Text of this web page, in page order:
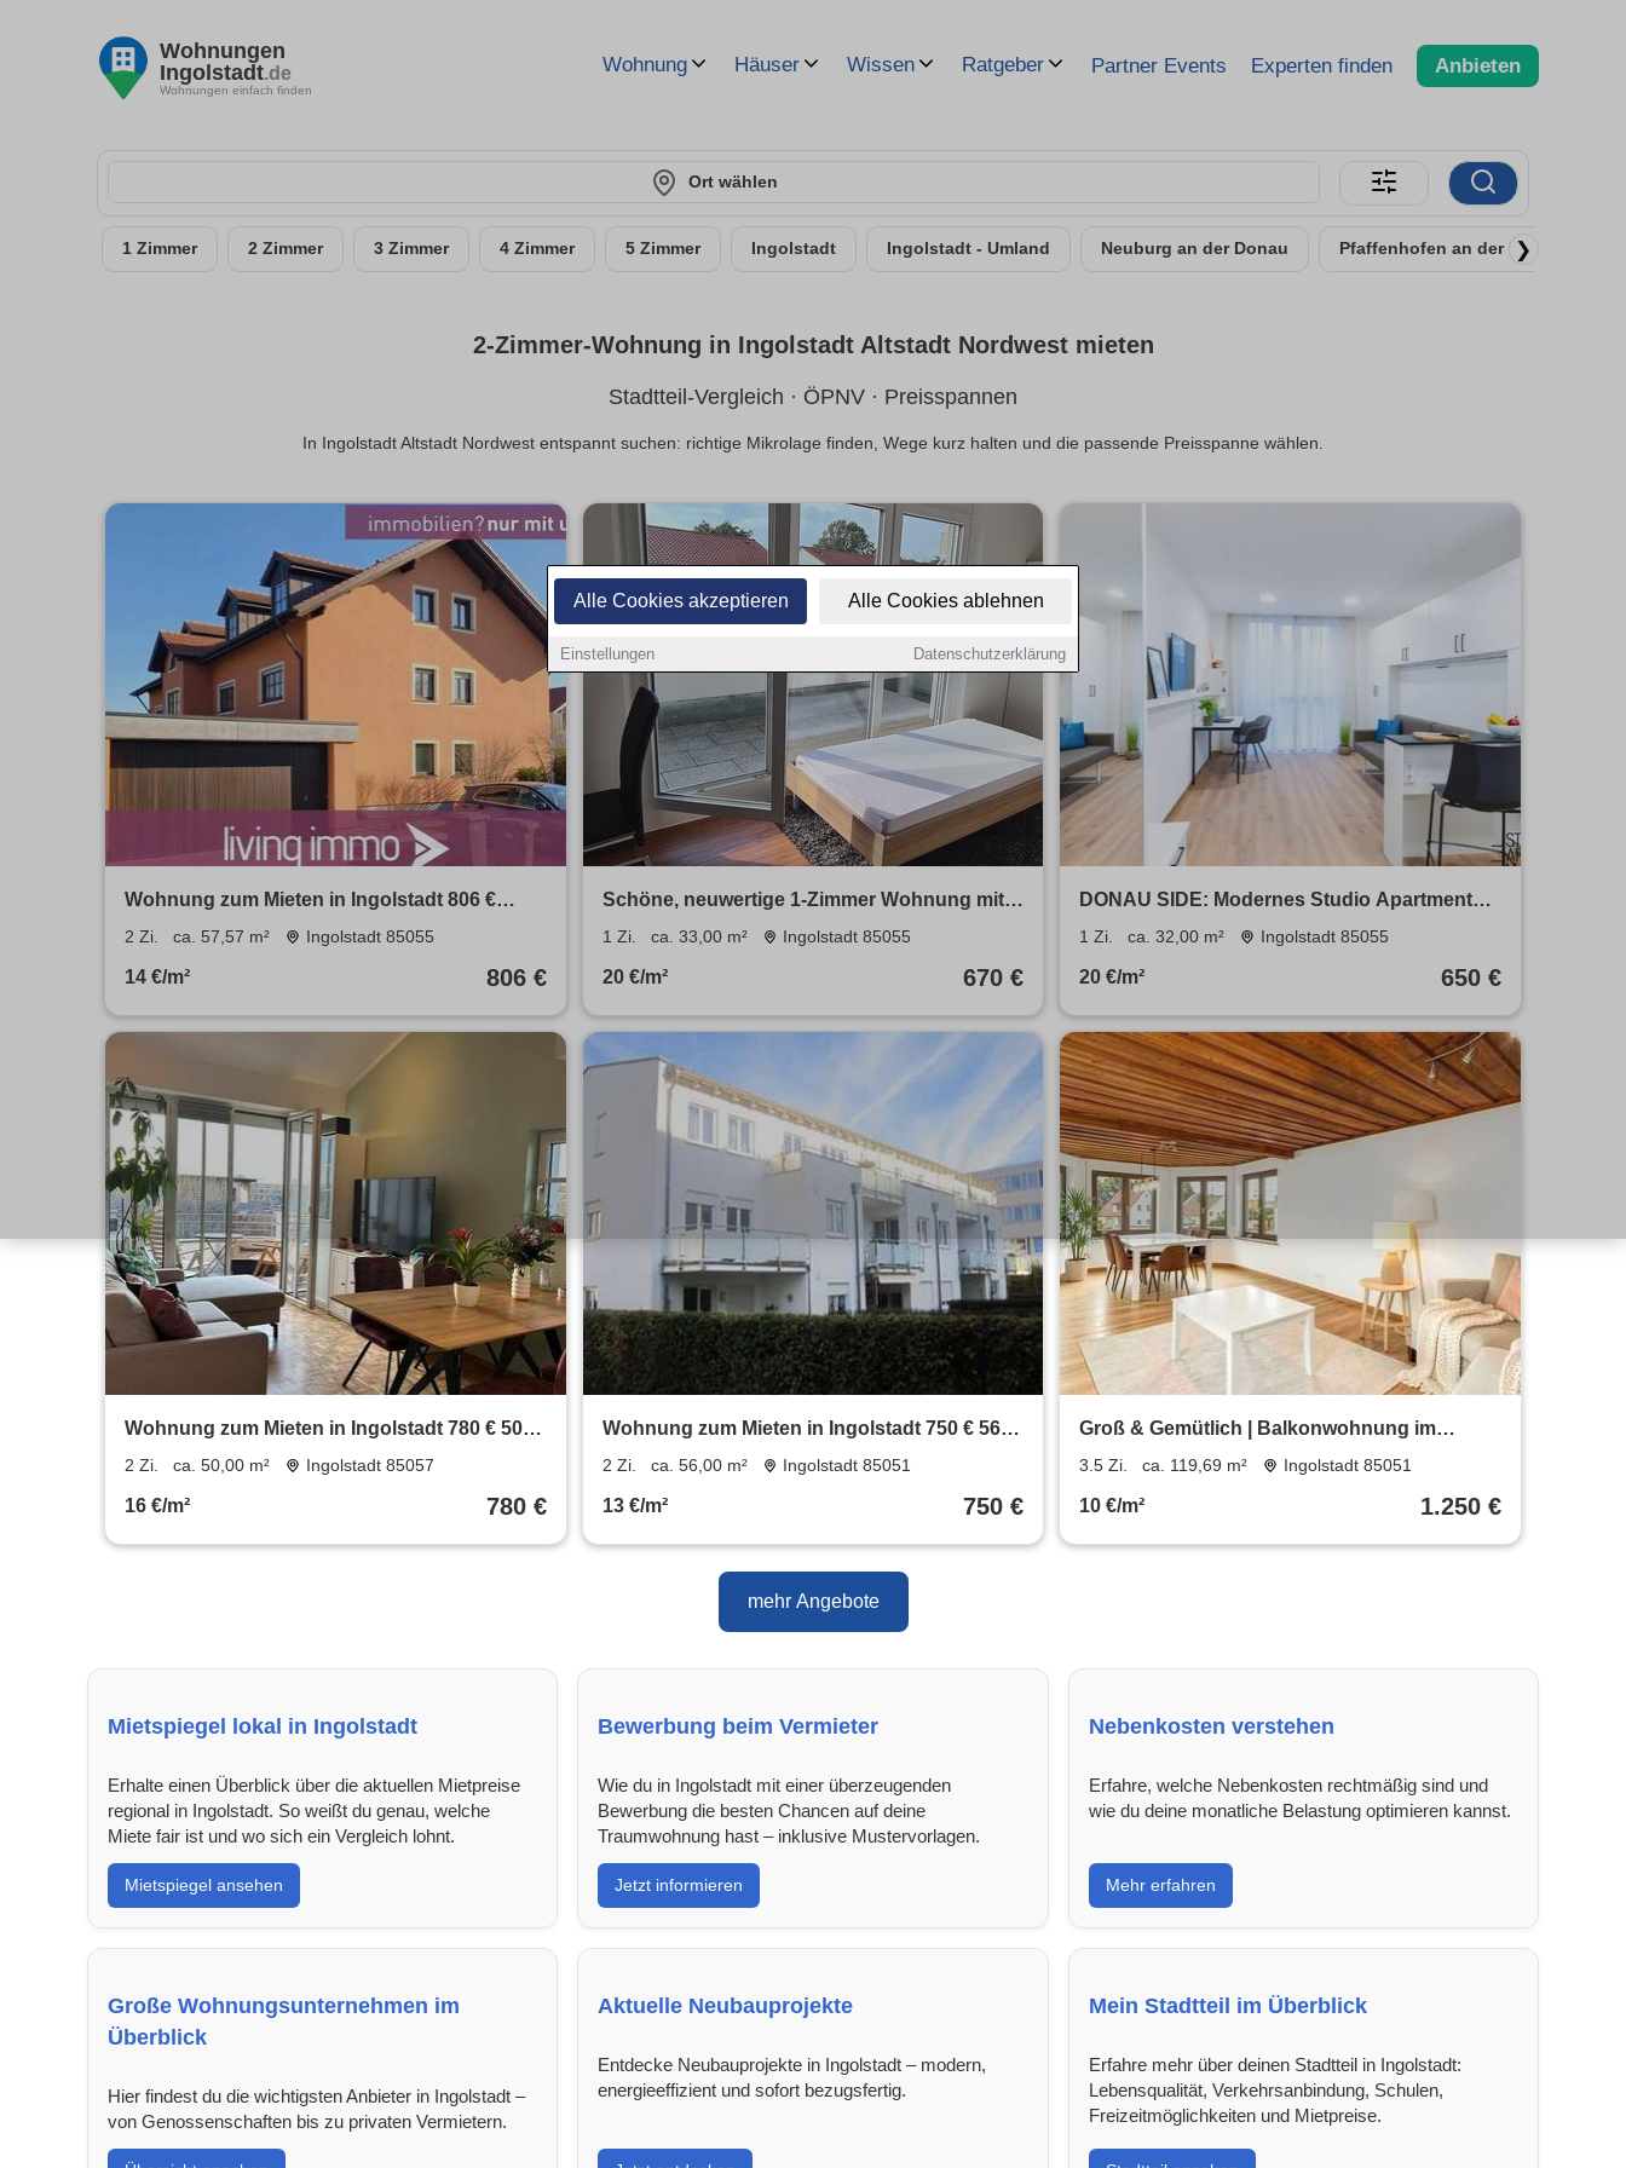
Alle Cookies akzeptieren Alle Cookies ablehnen
Einstellungen Datenschutzerklärung
Wohnungen
Ingolstadt.de
Wohnungen einfach finden
Wohnung Häuser Wissen Ratgeber Partner Events Experten finden Anbieten
Ort wählen
1 Zimmer 2 Zimmer 3 Zimmer 4 Zimmer 5 Zimmer Ingolstadt Ingolstadt - Umland Neuburg an der Donau Pfaffenhofen an der Ilm
❯
2-Zimmer-Wohnung in Ingolstadt Altstadt Nordwest mieten
Stadtteil-Vergleich · ÖPNV · Preisspannen
In Ingolstadt Altstadt Nordwest entspannt suchen: richtige Mikrolage finden, Wege kurz halten und die passende Preisspanne wählen.
Wohnung zum Mieten in Ingolstadt 806 €
57.57 m²
2 Zi. ca. 57,57 m² Ingolstadt 85055
14 €/m² 806 €
Schöne, neuwertige 1-Zimmer Wohnung mit
SW Dachterrasse und EBK in Ingolstadt
1 Zi. ca. 33,00 m² Ingolstadt 85055
20 €/m² 670 €
DONAU SIDE: Modernes Studio Apartment
mit Fitnessstudio & Co-Working
1 Zi. ca. 32,00 m² Ingolstadt 85055
20 €/m² 650 €
Wohnung zum Mieten in Ingolstadt 780 € 50
m²
2 Zi. ca. 50,00 m² Ingolstadt 85057
16 €/m² 780 €
Wohnung zum Mieten in Ingolstadt 750 € 56
m²
2 Zi. ca. 56,00 m² Ingolstadt 85051
13 €/m² 750 €
Groß & Gemütlich | Balkonwohnung im
ruhigen Zuchering
3.5 Zi. ca. 119,69 m² Ingolstadt 85051
10 €/m² 1.250 €
mehr Angebote
Mietspiegel lokal in Ingolstadt
Erhalte einen Überblick über die aktuellen Mietpreise
regional in Ingolstadt. So weißt du genau, welche
Miete fair ist und wo sich ein Vergleich lohnt.
Mietspiegel ansehen
Bewerbung beim Vermieter
Wie du in Ingolstadt mit einer überzeugenden
Bewerbung die besten Chancen auf deine
Traumwohnung hast – inklusive Mustervorlagen.
Jetzt informieren
Nebenkosten verstehen
Erfahre, welche Nebenkosten rechtmäßig sind und
wie du deine monatliche Belastung optimieren kannst.
Mehr erfahren
Große Wohnungsunternehmen im
Überblick
Hier findest du die wichtigsten Anbieter in Ingolstadt –
von Genossenschaften bis zu privaten Vermietern.
Aktuelle Neubauprojekte
Entdecke Neubauprojekte in Ingolstadt – modern,
energieeffizient und sofort bezugsfertig.
Mein Stadtteil im Überblick
Erfahre mehr über deinen Stadtteil in Ingolstadt:
Lebensqualität, Verkehrsanbindung, Schulen,
Freizeitmöglichkeiten und Mietpreise.